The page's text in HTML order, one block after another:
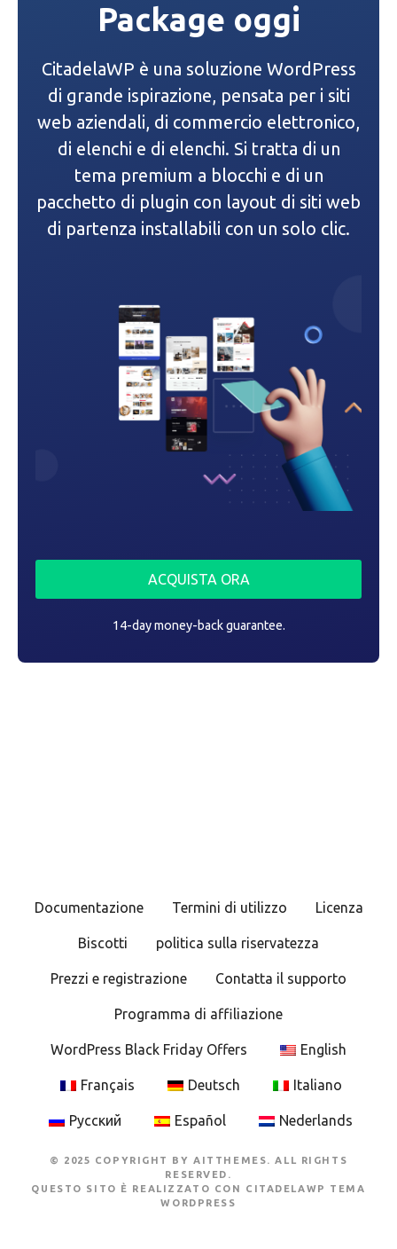
Package oggi
CitadelaWP è una soluzione WordPress
di grande ispirazione, pensata per i siti
web aziendali, di commercio elettronico,
di elenchi e di elenchi. Si tratta di un
tema premium a blocchi e di un
pacchetto di plugin con layout di siti web
di partenza installabili con un solo clic.
ACQUISTA ORA
14-day money-back guarantee.
Documentazione Termini di utilizzo Licenza
Biscotti politica sulla riservatezza
Prezzi e registrazione Contatta il supporto
Programma di affiliazione
WordPress Black Friday Offers English
Français Deutsch Italiano
Русский Español Nederlands
© 2025 COPYRIGHT BY AITTHEMES. ALL RIGHTS
RESERVED.
QUESTO SITO È REALIZZATO CON CITADELAWP TEMA
WORDPRESS